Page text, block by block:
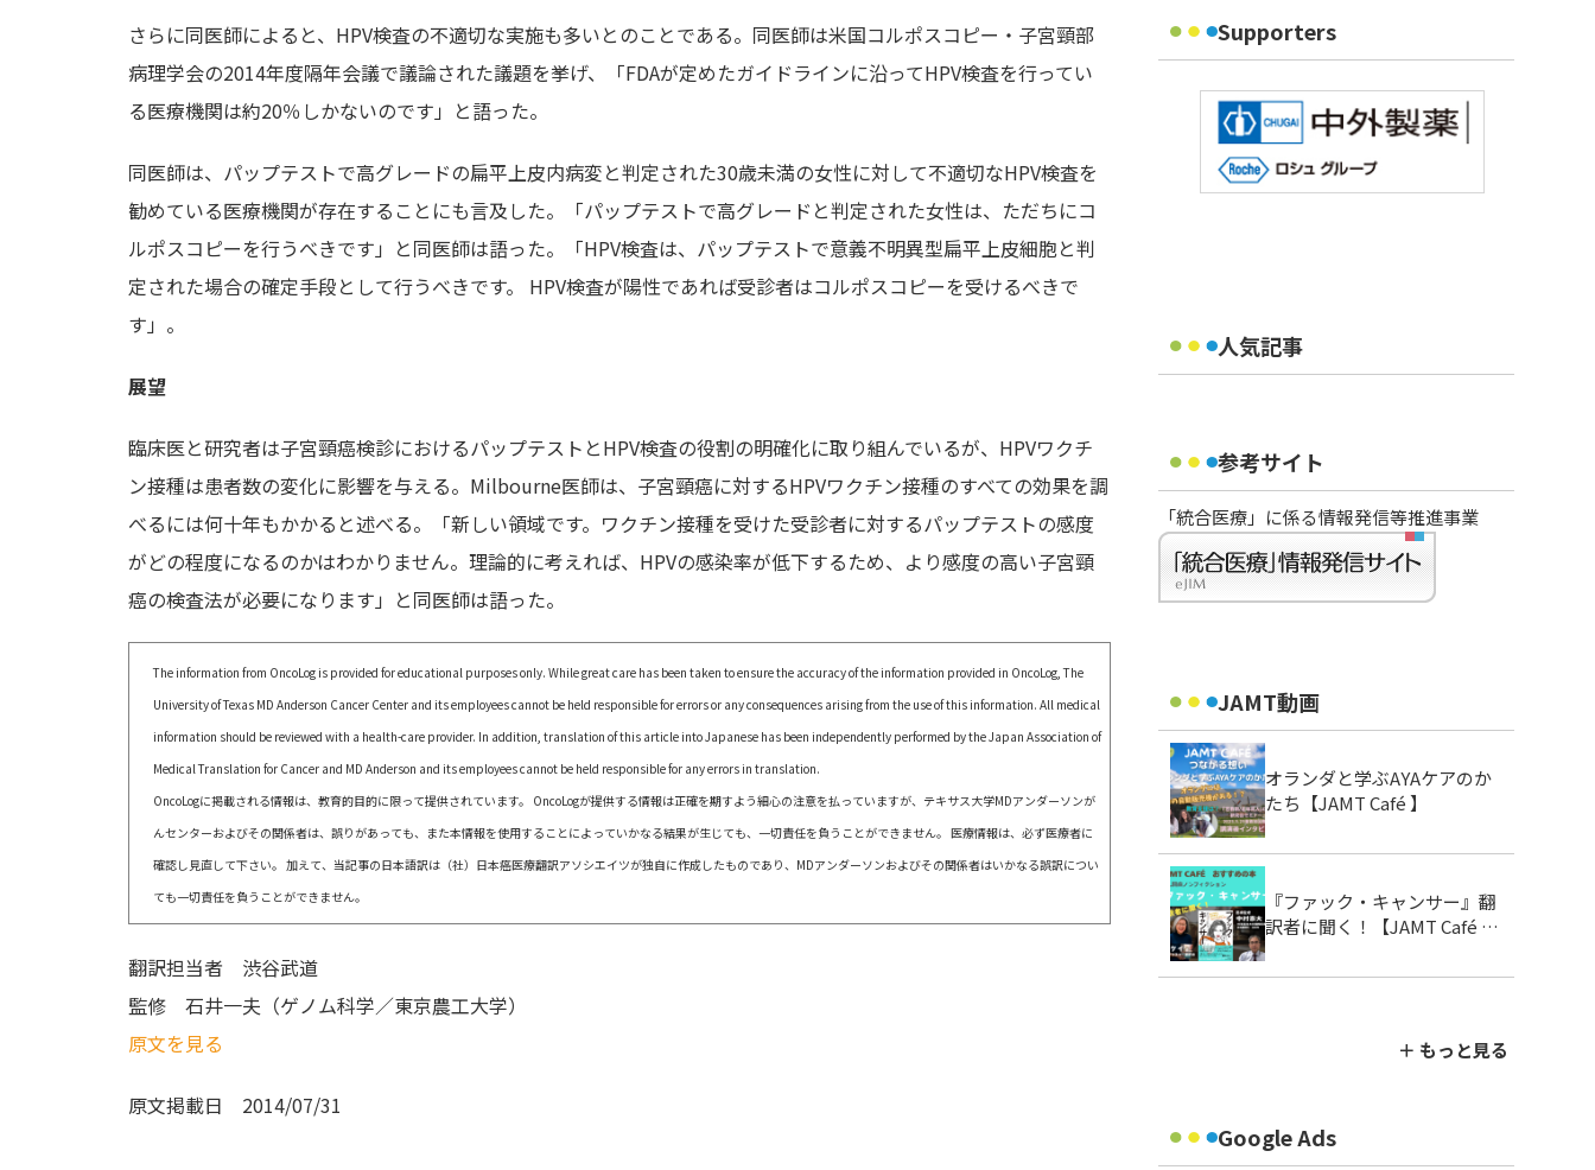
さらに同医師によると、HPV検査の不適切な実施も多いとのことである。同医師は米国コルポスコピー・子宮頸部
病理学会の2014年度隔年会議で議論された議題を挙げ、「FDAが定めたガイドラインに沿ってHPV検査を行ってい
る医療機関は約20％しかないのです」と語った。
同医師は、パップテストで高グレードの扁平上皮内病変と判定された30歳未満の女性に対して不適切なHPV検査を
勧めている医療機関が存在することにも言及した。「パップテストで高グレードと判定された女性は、ただちにコ
ルポスコピーを行うべきです」と同医師は語った。「HPV検査は、パップテストで意義不明異型扁平上皮細胞と判
定された場合の確定手段として行うべきです。 HPV検査が陽性であれば受診者はコルポスコピーを受けるべきで
す」。
展望
臨床医と研究者は子宮頸癌検診におけるパップテストとHPV検査の役割の明確化に取り組んでいるが、HPVワクチ
ン接種は患者数の変化に影響を与える。Milbourne医師は、子宮頸癌に対するHPVワクチン接種のすべての効果を調
べるには何十年もかかると述べる。「新しい領域です。ワクチン接種を受けた受診者に対するパップテストの感度
がどの程度になるのかはわかりません。理論的に考えれば、HPVの感染率が低下するため、より感度の高い子宮頸
癌の検査法が必要になります」と同医師は語った。
The information from OncoLog is provided for educational purposes only. While great care has been taken to ensure the accuracy of the information provided in OncoLog, The
University of Texas MD Anderson Cancer Center and its employees cannot be held responsible for errors or any consequences arising from the use of this information. All medical
information should be reviewed with a health-care provider. In addition, translation of this article into Japanese has been independently performed by the Japan Association of
Medical Translation for Cancer and MD Anderson and its employees cannot be held responsible for any errors in translation.
OncoLogに掲載される情報は、教育的目的に限って提供されています。 OncoLogが提供する情報は正確を期すよう細心の注意を払っていますが、テキサス大学MDアンダーソンが
んセンターおよびその関係者は、誤りがあっても、また本情報を使用することによっていかなる結果が生じても、一切責任を負うことができません。 医療情報は、必ず医療者に
確認し見直して下さい。 加えて、当記事の日本語訳は（社）日本癌医療翻訳アソシエイツが独自に作成したものであり、MDアンダーソンおよびその関係者はいかなる誤訳につい
ても一切責任を負うことができません。
翻訳担当者 渋谷武道
監修 石井一夫（ゲノム科学／東京農工大学）
原文を見る
原文掲載日 2014/07/31
Supporters
人気記事
参考サイト
「統合医療」に係る情報発信等推進事業
JAMT動画
オランダと学ぶAYAケアのか
たち【JAMT Café 】
『ファック・キャンサー』翻
訳者に聞く！【JAMT Café お
＋ もっと見る
Google Ads